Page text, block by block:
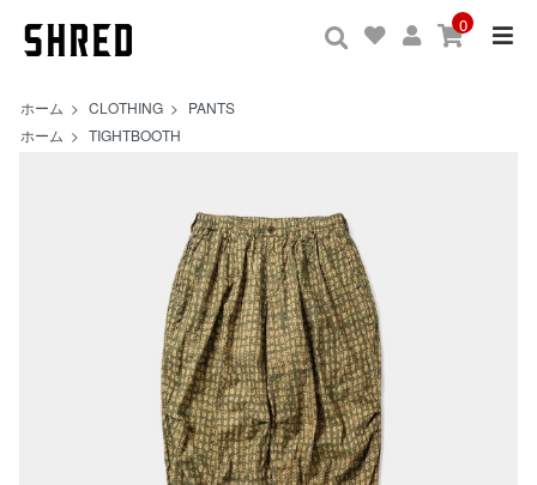
0
ホーム > CLOTHING > PANTS
ホーム > TIGHTBOOTH